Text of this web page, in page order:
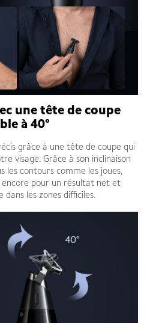
une tête de coupe
à 40°
grâce à une tête de coupe qui
visage. Grâce à son inclinaison
les contours comme les joues,
pour un résultat net et
les zones difficiles.